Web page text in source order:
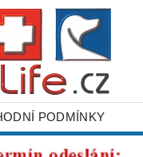
PODMÍNKY
OD SMLOUVY